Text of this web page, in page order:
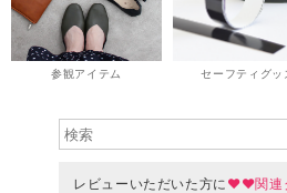
参観アイテム セーフティグッ
レビューいただいた方に ♥♥関連